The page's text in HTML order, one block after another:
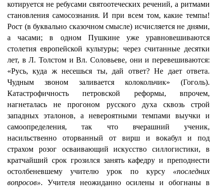
котируется не ребусами святоотеческих речений, а ритмами
становления самосознания. И при всем том, какие темпы!
Рост (в буквально сказочном смысле) исчисляется не днями,
а часами; в одном Пушкине уже уравновешиваются
столетия европейской культуры; через считанные десятки
лет, в Л. Толстом и Вл. Соловьеве, они и перевешиваются:
«Русь, куда ж несешься ты, дай ответ? Не дает ответа.
Чудным звоном заливается колокольчик» (Гоголь).
Катастрофичность петровской реформы, впрочем,
нагнеталась не прогоном русского духа сквозь строй
западных эталонов, а невероятными темпами выучки и
самоопределения, так что вчерашний ученик,
насильственно оторванный от вирш и вокабул и под
страхом розог осваивающий искусство силлогистики, в
кратчайший срок грозился занять кафедру и преподнести
остолбеневшему учителю урок по курсу «последних
вопросов». Учителя неожиданно осилены и обогнаны в